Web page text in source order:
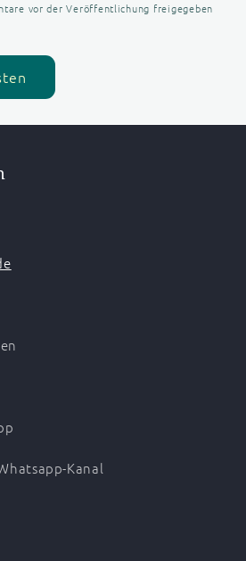
vor der Veröffentlichung freigegeben
Kanal